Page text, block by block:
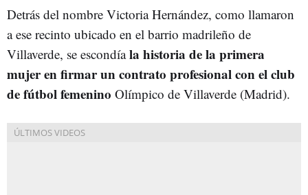
Detrás del nombre Victoria Hernández, como llamaron
a ese recinto ubicado en el barrio madrileño de
Villaverde, se escondíala historia de la primera
mujer en firmar un contrato profesional con el club
de fútbol femenino Olímpico de Villaverde (Madrid).